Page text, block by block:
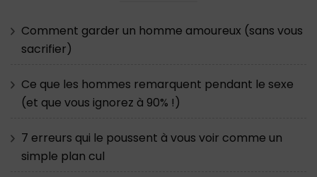
Comment garder un homme amoureux (sans vous
sacrifier)
Ce que les hommes remarquent pendant le sexe
(et que vous ignorez à 90% !)
7 erreurs qui le poussent à vous voir comme un
simple plan cul